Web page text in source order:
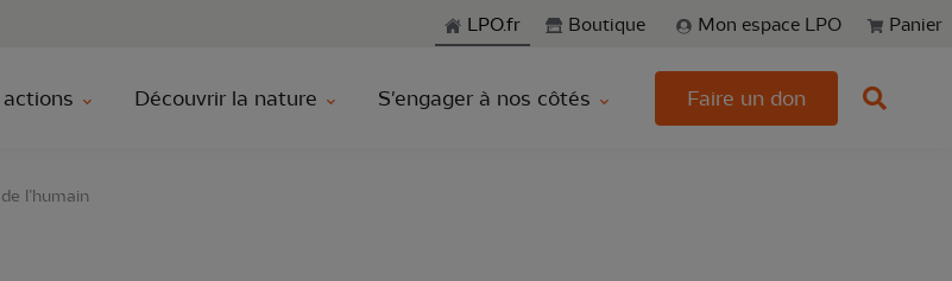
Aller à la rechercheLPO.fr Boutique Mon espace LPO Panier
Découvrir la nature S'engager à nos côtés Faire un don
l’humain